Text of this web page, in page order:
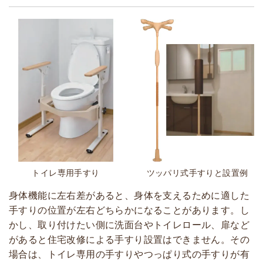
トイレ専用手すり ツッパリ式手すりと設置例
身体機能に左右差があると、身体を支えるために適した
手すりの位置が左右どちらかになることがあります。し
かし、取り付けたい側に洗面台やトイレロール、扉など
があると住宅改修による手すり設置はできません。その
場合は、トイレ専用の手すりやつっぱり式の手すりが有